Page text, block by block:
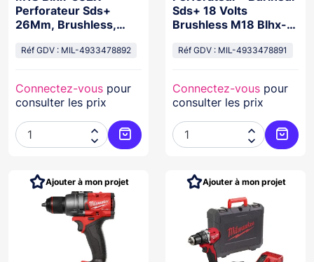
Perforateur Sds+
26Mm, Brushless,
Réf GDV : MIL-4933478892
Connectez-vous pour
consulter les prix


Ajouter au panier
Sds+ 18 Volts
Brushless M18 Blhx-
Réf GDV : MIL-4933478891
Connectez-vous pour
consulter les prix


Ajouter à mon projet Ajouter à mon projet